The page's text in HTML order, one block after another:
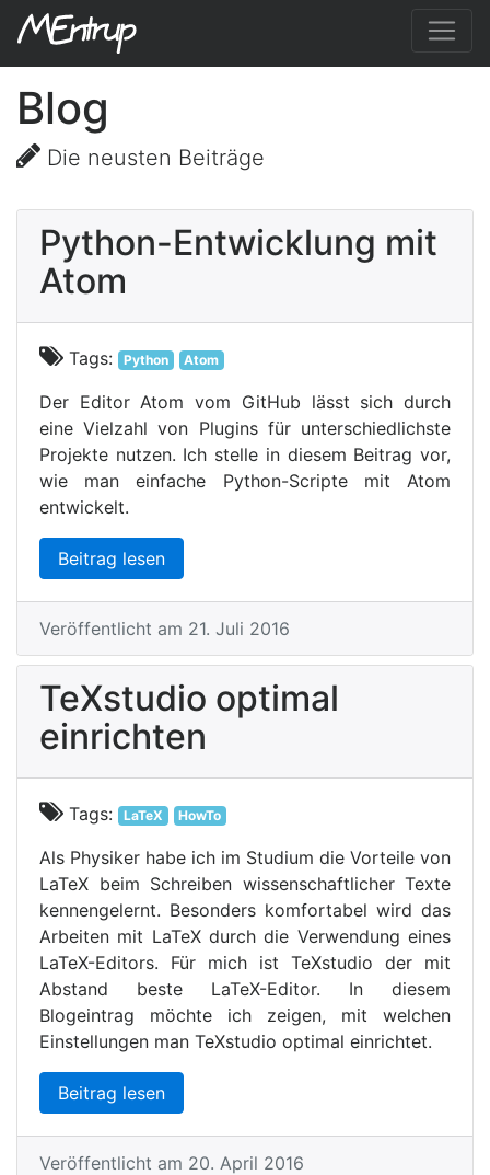
Blog
Die neusten Beiträge
Python-Entwicklung mit
Atom
Tags: Python Atom
Der Editor Atom vom GitHub lässt sich durch
eine Vielzahl von Plugins für unterschiedlichste
Projekte nutzen. Ich stelle in diesem Beitrag vor,
wie man einfache Python-Scripte mit Atom
entwickelt.
Beitrag lesen
Veröffentlicht am 21. Juli 2016
TeXstudio optimal
einrichten
Tags: LaTeX HowTo
Als Physiker habe ich im Studium die Vorteile von
LaTeX beim Schreiben wissenschaftlicher Texte
kennengelernt. Besonders komfortabel wird das
Arbeiten mit LaTeX durch die Verwendung eines
LaTeX-Editors. Für mich ist TeXstudio der mit
Abstand beste LaTeX-Editor. In diesem
Blogeintrag möchte ich zeigen, mit welchen
Einstellungen man TeXstudio optimal einrichtet.
Beitrag lesen
Veröffentlicht am 20. April 2016